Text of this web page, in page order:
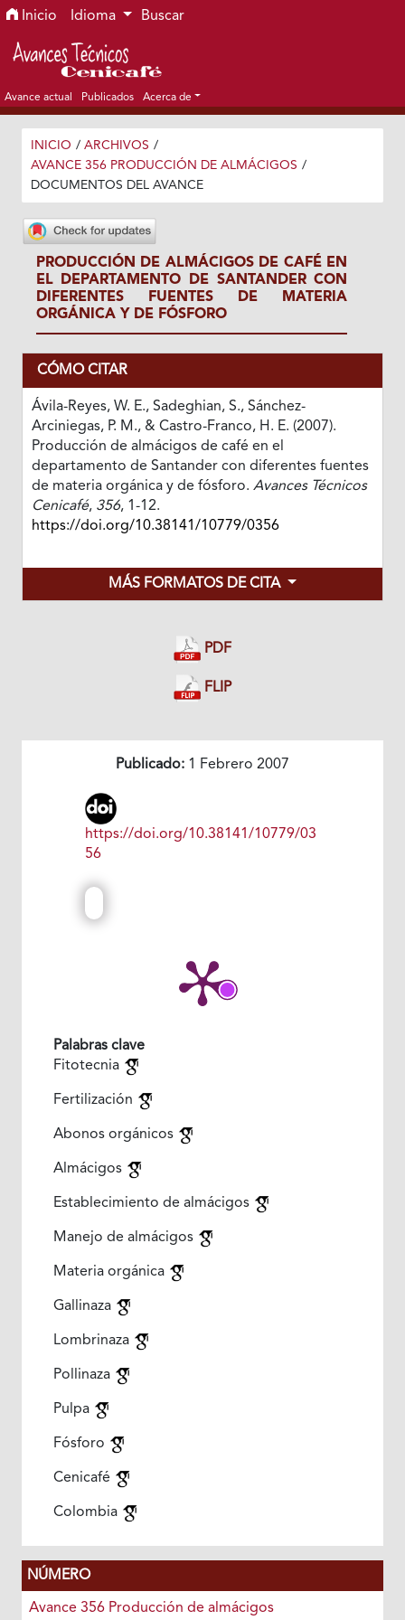
Ir al menú de navegación principal
Ir al contenido principal
Ir al pie de página del sitio
Inicio Idioma Buscar
Avance actual Publicados Acerca de
INICIO / ARCHIVOS /
AVANCE 356 PRODUCCIÓN DE ALMÁCIGOS /
DOCUMENTOS DEL AVANCE
PRODUCCIÓN DE ALMÁCIGOS DE CAFÉ EN
EL DEPARTAMENTO DE SANTANDER CON
DIFERENTES FUENTES DE MATERIA
ORGÁNICA Y DE FÓSFORO
CÓMO CITAR
Ávila-Reyes, W. E., Sadeghian, S., Sánchez-
Arciniegas, P. M., & Castro-Franco, H. E. (2007).
Producción de almácigos de café en el
departamento de Santander con diferentes fuentes
de materia orgánica y de fósforo. Avances Técnicos
Cenicafé, 356, 1-12.
https://doi.org/10.38141/10779/0356
MÁS FORMATOS DE CITA
PDF
FLIP
Publicado: 1 Febrero 2007
https://doi.org/10.38141/10779/03
56
Palabras clave
Fitotecnia
Fertilización
Abonos orgánicos
Almácigos
Establecimiento de almácigos
Manejo de almácigos
Materia orgánica
Gallinaza
Lombrinaza
Pollinaza
Pulpa
Fósforo
Cenicafé
Colombia
NÚMERO
Avance 356 Producción de almácigos